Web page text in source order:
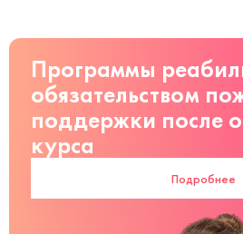
Программы
обязательством
поддержки после
курса
Подробнее